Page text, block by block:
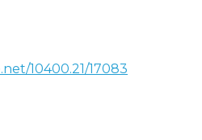
10400.21/17083